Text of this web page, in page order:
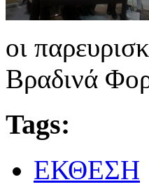
οι
Βραδινά
Tags:
ΕΚΘΕΣΗ